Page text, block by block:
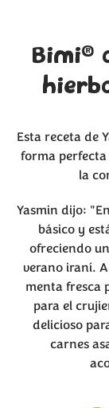
Bimi®
Esta receta de
forma
la
Yasmin dijo:
básico y
ofreciendo
verano iraní.
menta fresca
para el
delicioso
carnes